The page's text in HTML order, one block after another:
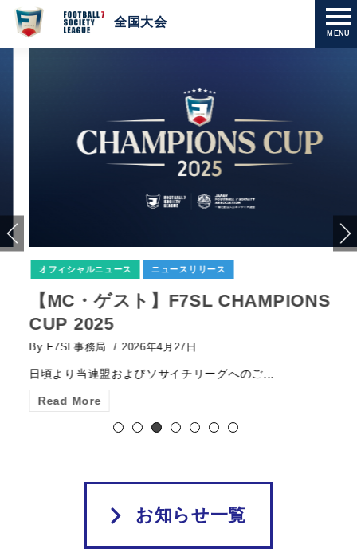
MENU
全国大会
オフィシャルニュース ニュースリリース
【MC・ゲスト】F7SL CHAMPIONS
CUP 2025
By F7SL事務局/ 2026年4月27日
日頃より当連盟およびソサイチリーグへのご...
Read More
お知らせ一覧